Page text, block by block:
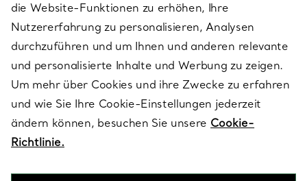
ÜBER TIFFANY & CO.
RECHTLICHE HINWEISE
FOLGEN SIE UNS
die Website-Funktionen zu erhöhen, Ihre
Nutzererfahrung zu personalisieren, Analysen
durchzuführen und um Ihnen und anderen relevante
und personalisierte Inhalte und Werbung zu zeigen.
Um mehr über Cookies und ihre Zwecke zu erfahren
und wie Sie Ihre Cookie-Einstellungen jederzeit
ändern können, besuchen Sie unsere Cookie-
Richtlinie.